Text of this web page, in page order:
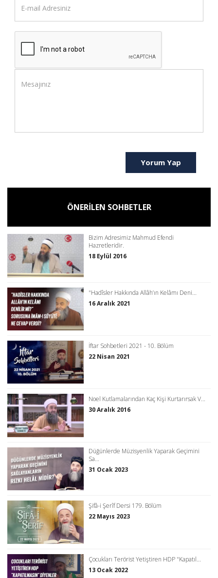
Yorum Yap
ÖNERİLEN SOHBETLER
Bizim Adresimiz Mahmud Efendi
Hazretleridir.
18 Eylül 2016
"Hadîsler Hakkında Allâh’ın Kelâmı Deni...
16 Aralık 2021
İftar Sohbetleri 2021 - 10. Bölüm
22 Nisan 2021
Noel Kutlamalarından Kaç Kişi Kurtarırsak V...
30 Aralık 2016
Düğünlerde Müzisyenlik Yaparak Geçimini
Sa...
31 Ocak 2023
Şifâ-i Şerîf Dersi 179. Bölüm
22 Mayıs 2023
Çocukları Terörist Yetiştiren HDP "Kapatıl...
13 Ocak 2022